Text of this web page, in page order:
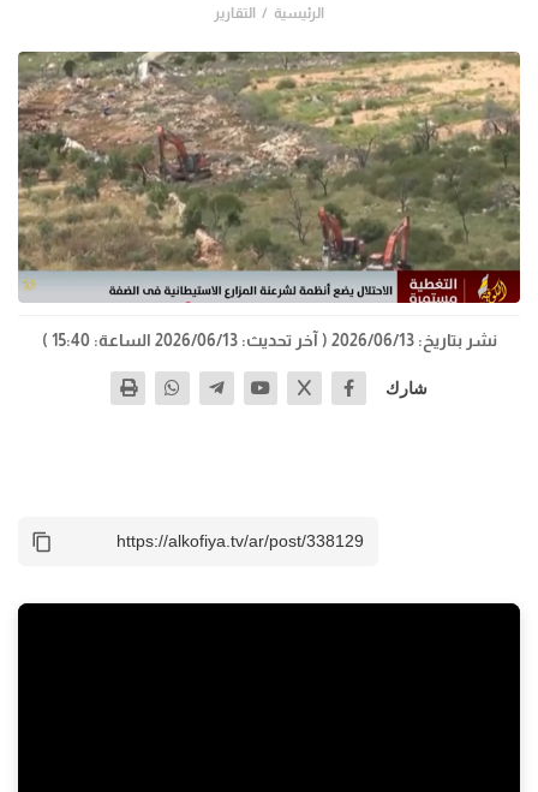
الرئيسية التقارير
نشر بتاريخ: 2026/06/13 ( آخر تحديث: 2026/06/13 الساعة: 15:40 )
شارك